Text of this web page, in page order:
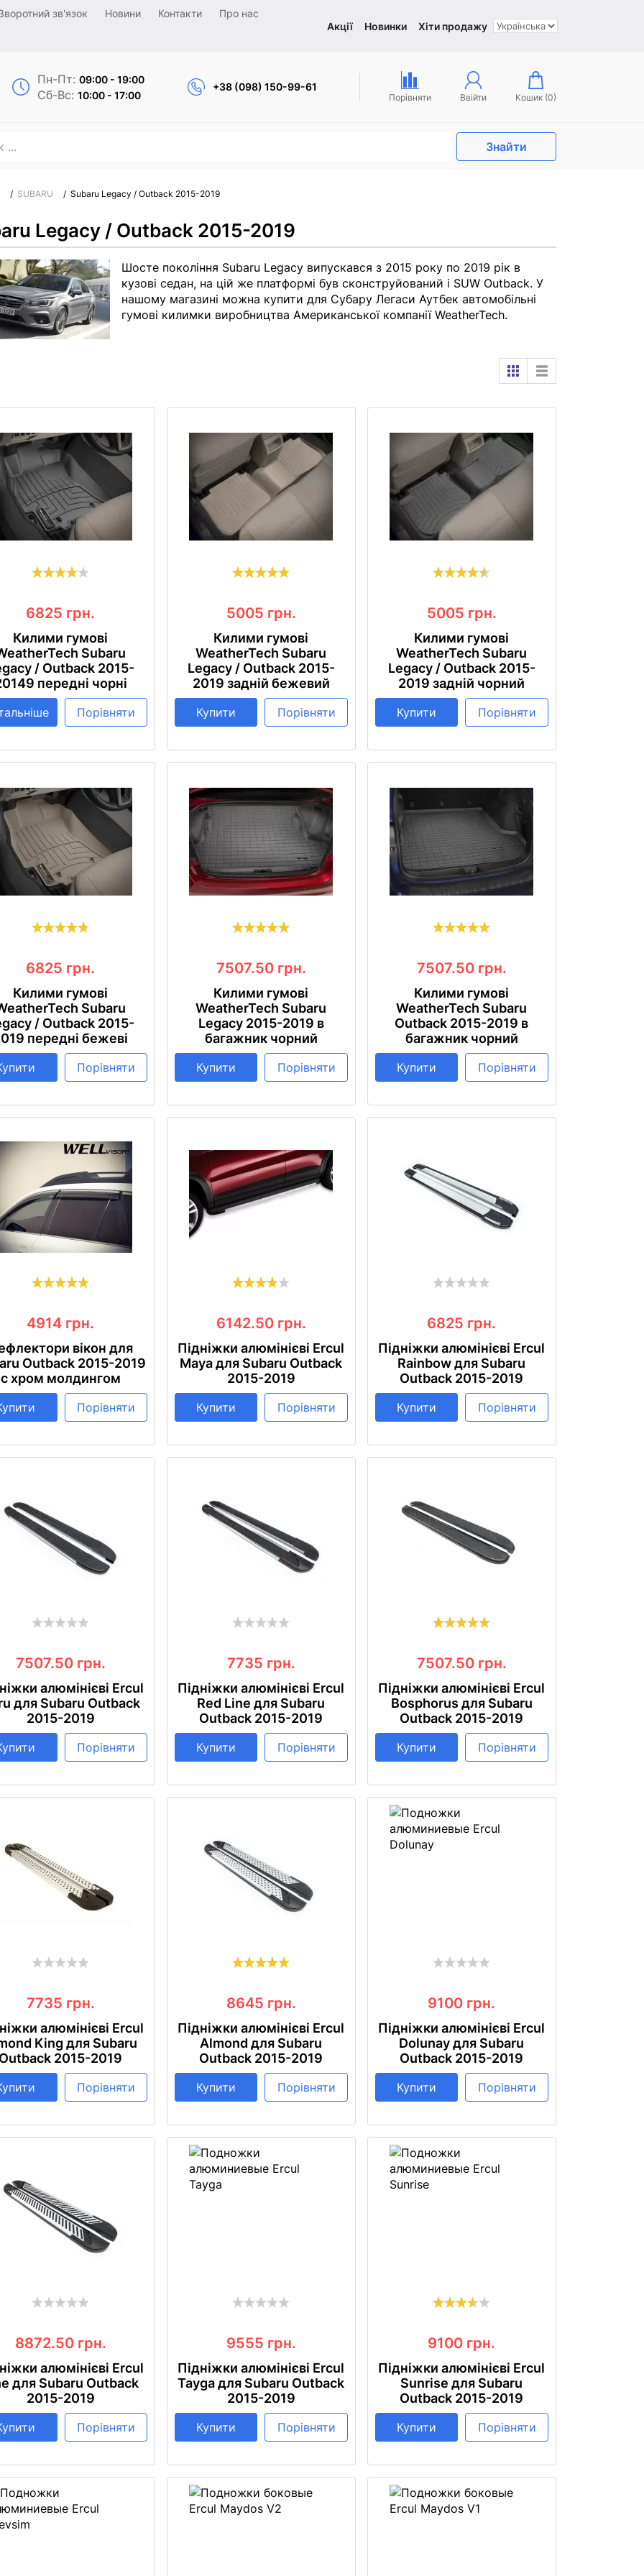
зв'язок Новини Контакти
Про нас
Акції
Новинки Хіти продажу
Пн-Пт: 09:00 - 19:00
Сб-Вс: 10:00 - 17:00
+38 (098) 150-99-61
Порівняти Ввійти Кошик (0)
Знайти
/ SUBARU / Subaru Legacy / Outback 2015-2019
Legacy / Outback 2015-2019
Шосте покоління Subaru Legacy випускався з 2015 року по 2019 рік в
кузові седан, на цій же платформі був сконструйований і SUW Outback. У
нашому магазині можна купити для Субару Легаси Аутбек автомобільні
гумові килимки виробництва Американської компанії WeatherTech.
6825 грн.
Килими гумові
Subaru
/ Outback 2015-
передні чорні
Порівняти
5005 грн.
Килими гумові
WeatherTech Subaru
Legacy / Outback 2015-
2019 задній бежевий
Купити Порівняти
5005 грн.
Килими гумові
WeatherTech Subaru
Legacy / Outback 2015-
2019 задній чорний
Купити Порівняти
6825 грн.
Килими гумові
Subaru
/ Outback 2015-
передні бежеві
Порівняти
7507.50 грн.
Килими гумові
WeatherTech Subaru
Legacy 2015-2019 в
багажник чорний
Купити Порівняти
7507.50 грн.
Килими гумові
WeatherTech Subaru
Outback 2015-2019 в
багажник чорний
Купити Порівняти
4914 грн.
вікон для
Outback 2015-2019
с хром молдингом
Порівняти
6142.50 грн.
Підніжки алюмінієві Ercul
Maya для Subaru Outback
2015-2019
Купити Порівняти
6825 грн.
Підніжки алюмінієві Ercul
Rainbow для Subaru
Outback 2015-2019
Купити Порівняти
7507.50 грн.
алюмінієві Ercul
для Subaru Outback
2015-2019
Порівняти
7735 грн.
Підніжки алюмінієві Ercul
Red Line для Subaru
Outback 2015-2019
Купити Порівняти
7507.50 грн.
Підніжки алюмінієві Ercul
Bosphorus для Subaru
Outback 2015-2019
Купити Порівняти
7735 грн.
алюмінієві Ercul
King для Subaru
2015-2019
Порівняти
8645 грн.
Підніжки алюмінієві Ercul
Almond для Subaru
Outback 2015-2019
Купити Порівняти
9100 грн.
Підніжки алюмінієві Ercul
Dolunay для Subaru
Outback 2015-2019
Купити Порівняти
8872.50 грн.
алюмінієві Ercul
для Subaru Outback
2015-2019
Порівняти
9555 грн.
Підніжки алюмінієві Ercul
Tayga для Subaru Outback
2015-2019
Купити Порівняти
9100 грн.
Підніжки алюмінієві Ercul
Sunrise для Subaru
Outback 2015-2019
Купити Порівняти